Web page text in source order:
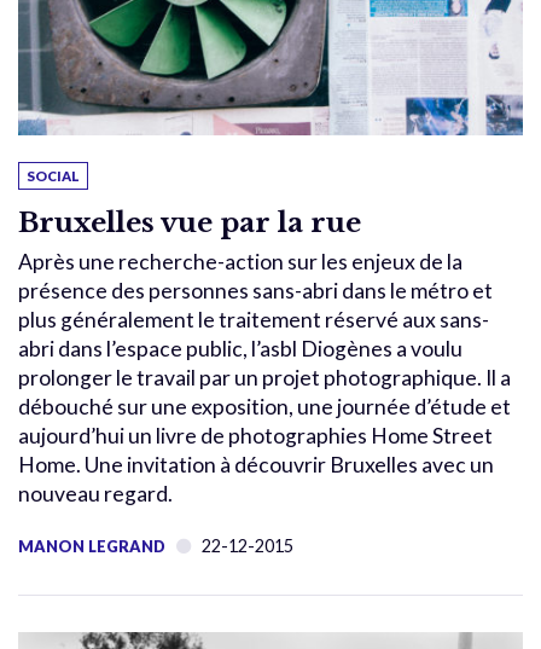
SOCIAL
Bruxelles vue par la rue
Après une recherche-action sur les enjeux de la
présence des personnes sans-abri dans le métro et
plus généralement le traitement réservé aux sans-
abri dans l’espace public, l’asbl Diogènes a voulu
prolonger le travail par un projet photographique. Il a
débouché sur une exposition, une journée d’étude et
aujourd’hui un livre de photographies Home Street
Home. Une invitation à découvrir Bruxelles avec un
nouveau regard.
MANON LEGRAND 22-12-2015